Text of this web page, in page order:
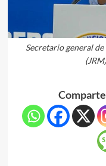
Secretario general